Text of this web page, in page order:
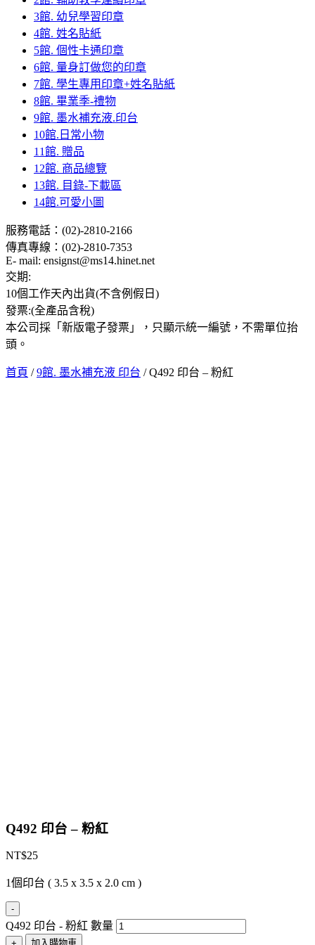
3館. 幼兒學習印章
4館. 姓名貼紙
5館. 個性卡通印章
6館. 量身訂做您的印章
7館. 學生專用印章+姓名貼紙
8館. 畢業季-禮物
9館. 墨水補充液.印台
10館.日常小物
11館. 贈品
12館. 商品總覽
13館. 目錄-下載區
14館.可愛小圖
服務電話：(02)-2810-2166
傳真專線：(02)-2810-7353
E- mail: ensignst@ms14.hinet.net
交期:
10個工作天內出貨(不含例假日)
發票:(全產品含稅)
本公司採「新版電子發票」，只顯示統一編號，不需單位抬
頭。
首頁 /9館. 墨水補充液 印台 / Q492 印台 – 粉紅
Q492 印台 – 粉紅
NT$25
1個印台 ( 3.5 x 3.5 x 2.0 cm )
-
Q492 印台 - 粉紅 數量